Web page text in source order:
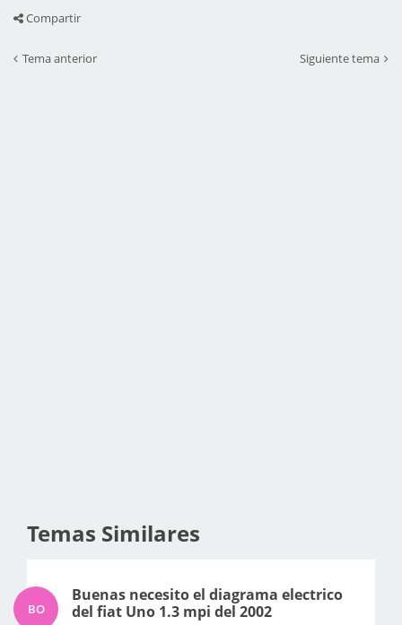
Compartir
Tema anterior Siguiente tema
Temas Similares
BO
Buenas necesito el diagrama electrico
del fiat Uno 1.3 mpi del 2002